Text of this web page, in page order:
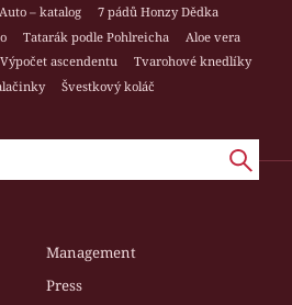
Auto – katalog
7 pádů Honzy Dědka
Tatarák podle Pohlreicha
Aloe vera
Výpočet ascendentu
Tvarohové knedlíky
Švestkový koláč
Management
Press